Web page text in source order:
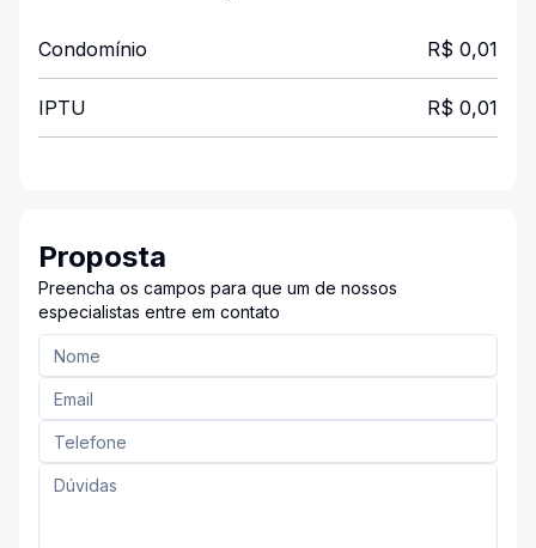
Condomínio R$ 0,01
IPTU R$ 0,01
Proposta
Preencha os campos para que um de nossos
especialistas entre em contato